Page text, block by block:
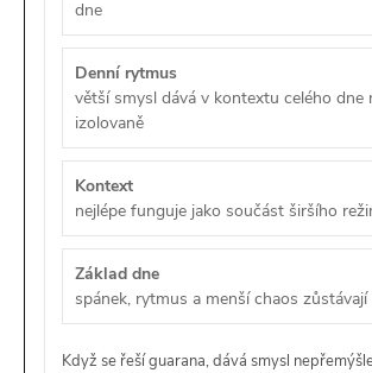
dne
Denní rytmus
větší smysl dává v kontextu celého dne
izolovaně
Kontext
nejlépe funguje jako součást širšího
Základ dne
spánek, rytmus a menší chaos zůstávají
Když se řeší guarana, dává smysl